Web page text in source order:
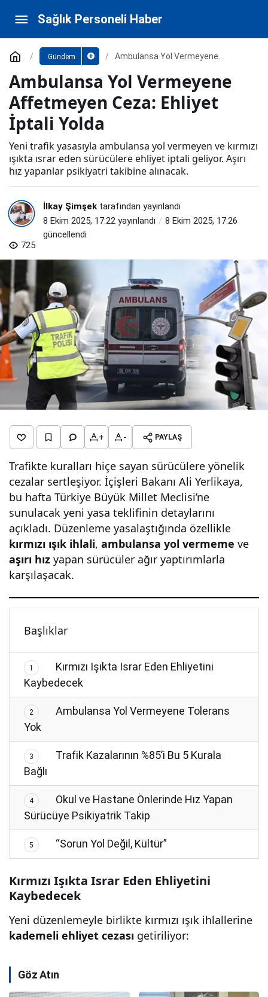
Sağlık Personeli Haber
Gündem
Ambulansa Yol Vermeyene
Yolda
Ambulansa Yol Vermeyene
Affetmeyen Ceza: Ehliyet
İptali Yolda
Yeni trafik yasasıyla ambulansa yol vermeyen ve kırmızı
ışıkta ısrar eden sürücülere ehliyet iptali geliyor. Aşırı
hız yapanlar psikiyatri takibine alınacak.
İlkay Şimşek tarafından yayınlandı
8 Ekim 2025, 17:22 yayınlandı
8 Ekim 2025, 17:26
güncellendi
725
+ - PAYLAŞ
Trafikte kuralları hiçe sayan sürücülere yönelik
cezalar sertleşiyor. İçişleri Bakanı Ali Yerlikaya,
bu hafta Türkiye Büyük Millet Meclisi’ne
sunulacak yeni yasa teklifinin detaylarını
açıkladı. Düzenleme yasalaştığında özellikle
kırmızı ışık ihlali,ambulansa yol vermeme ve
aşırı hız yapan sürücüler ağır yaptırımlarla
karşılaşacak.
Başlıklar
1
Kırmızı Işıkta Israr Eden Ehliyetini
Kaybedecek
2
Ambulansa Yol Vermeyene Tolerans
Yok
3
Trafik Kazalarının %85’i Bu 5 Kurala
Bağlı
4
Okul ve Hastane Önlerinde Hız Yapan
Sürücüye Psikiyatrik Takip
5 “Sorun Yol Değil, Kültür”
Kırmızı Işıkta Israr Eden Ehliyetini
Kaybedecek
Yeni düzenlemeyle birlikte kırmızı ışık ihlallerine
kademeli ehliyet cezası getiriliyor:
Göz Atın
Ambulansa Yol Vermeyene Affetmeyen Ceza:
Ehliyet İptali Yolda
Yorum Yap Paylaş